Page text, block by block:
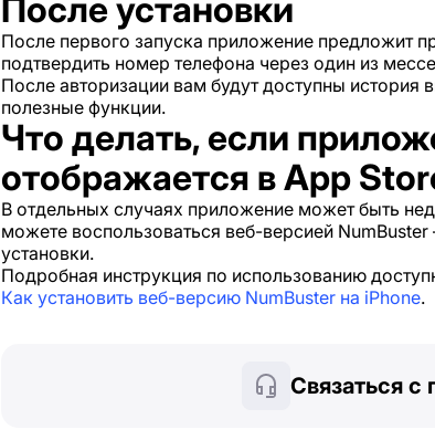
После установки
После первого запуска приложение предложит
подтвердить номер телефона через один из
После авторизации вам будут доступны
полезные функции.
Что делать, если
отображается в App
В отдельных случаях приложение может быть
можете воспользоваться веб-версией
установки.
Подробная инструкция по использованию
Как установить веб-версию NumBuster на iPhone.
Связаться